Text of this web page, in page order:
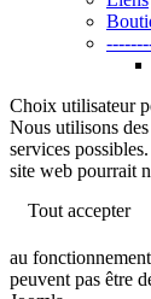
Choix utilisateur
Nous utilisons
services
site web pourrait
Tout accepter
au
peuvent pas être